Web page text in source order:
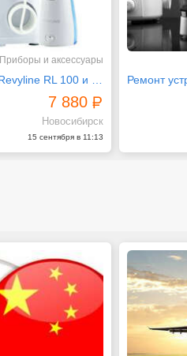
Приборы и аксессуары
7 880
Новосибирск
15 сентября в 11:13